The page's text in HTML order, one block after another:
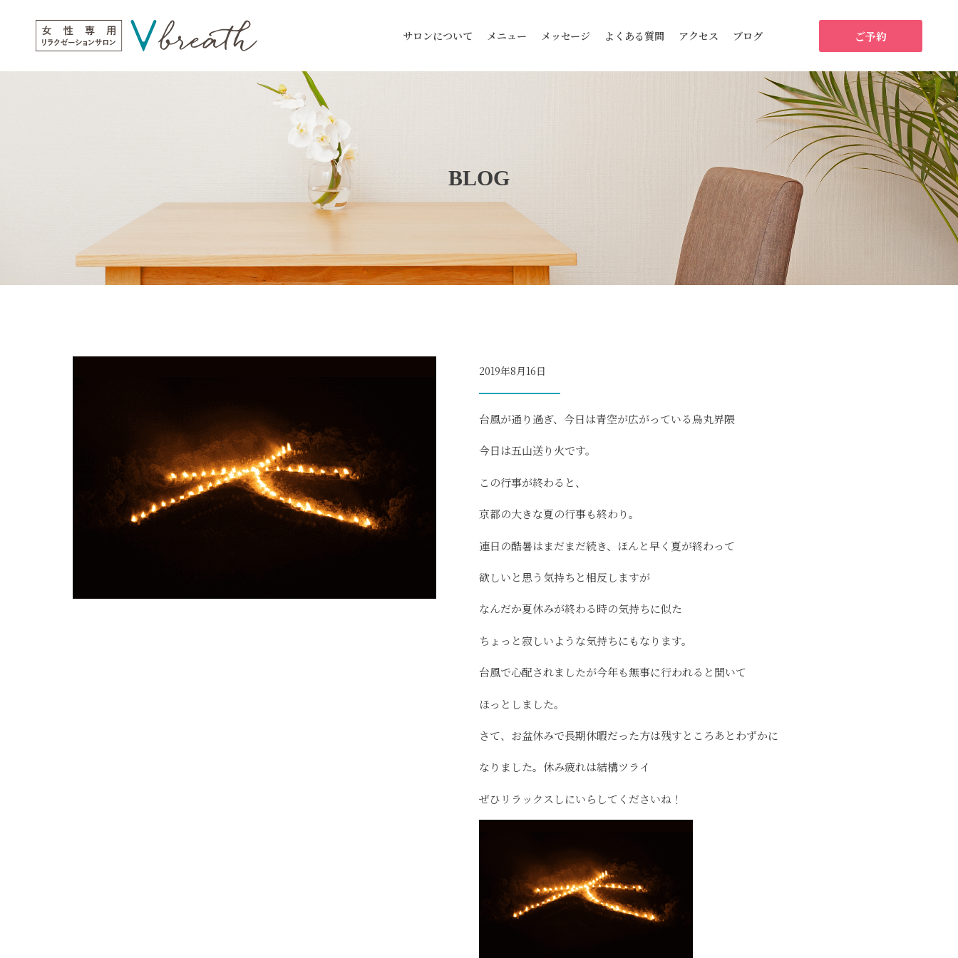
サロンについて メニュー メッセージ よくある質問 アクセス ブログ ご予約
BLOG
2019年8月16日
台風が通り過ぎ、今日は青空が広がっている烏丸界隈
今日は五山送り火です。
この行事が終わると、
京都の大きな夏の行事も終わり。
連日の酷暑はまだまだ続き、ほんと早く夏が終わって
欲しいと思う気持ちと相反しますが
なんだか夏休みが終わる時の気持ちに似た
ちょっと寂しいような気持ちにもなります。
台風で心配されましたが今年も無事に行われると聞いて
ほっとしました。
さて、お盆休みで長期休暇だった方は残すところあとわずかに
なりました。休み疲れは結構ツライ
ぜひリラックスしにいらしてくださいね！